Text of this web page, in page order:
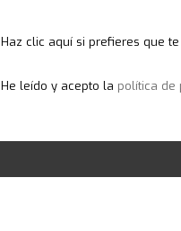
Haz clic aquí si prefieres que
He leído y acepto la política de